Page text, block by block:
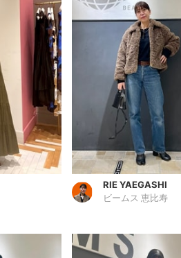
RIE YAEGASHI
ビームス 恵比寿